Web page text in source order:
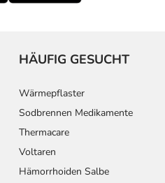
HÄUFIG GESUCHT
Wärmepflaster
Sodbrennen Medikamente
Thermacare
Voltaren
Hämorrhoiden Salbe